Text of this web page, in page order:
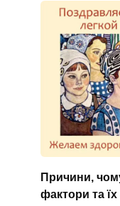
Причини,
фактори та